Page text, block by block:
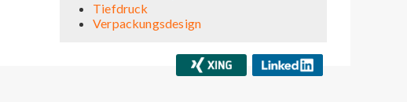
Tiefdruck
Verpackungsdesign